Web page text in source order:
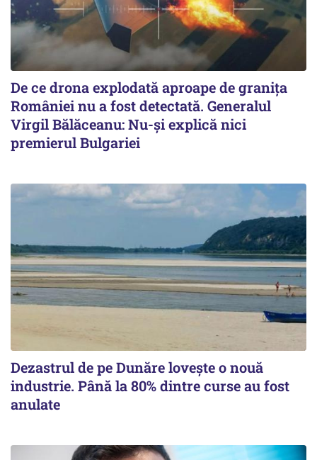
De ce drona explodată aproape de granița
României nu a fost detectată. Generalul
Virgil Bălăceanu: Nu-și explică nici
premierul Bulgariei
Dezastrul de pe Dunăre lovește o nouă
industrie. Până la 80% dintre curse au fost
anulate